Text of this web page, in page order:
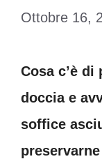
Ottobre 16,
Cosa c’è
doccia e
soffice